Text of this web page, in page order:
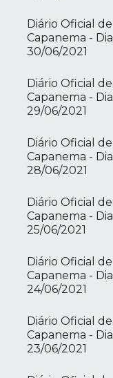
Diário Oficial de
Capanema - Dia
30/06/2021
Diário Oficial de
Capanema - Dia
29/06/2021
Diário Oficial de
Capanema - Dia
28/06/2021
Diário Oficial de
Capanema - Dia
25/06/2021
Diário Oficial de
Capanema - Dia
24/06/2021
Diário Oficial de
Capanema - Dia
23/06/2021